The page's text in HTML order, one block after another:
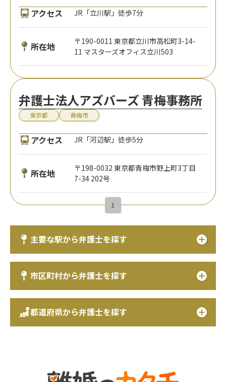
アクセス JR「立川駅」徒歩7分
所在地
〒190-0011 東京都立川市高松町3-14-
11 マスターズオフィス立川503
弁護士法人アズバーズ 青梅事務所
東京都 青梅市
アクセス JR「河辺駅」徒歩5分
所在地
〒198-0032 東京都青梅市野上町3丁目
7-34 202号
1
主要な駅から弁護士を探す
市区町村から弁護士を探す
都道府県から弁護士を探す